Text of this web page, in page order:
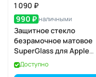
1 090 ₽
990 ₽ наличными
Защитное стекло
безрамочное матовое
SuperGlass для Apple
iPhone 17 Pro
Доступно